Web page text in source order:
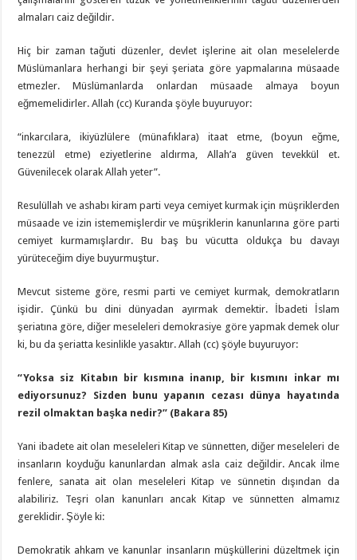
almaları caiz değildir.
Hiç bir zaman tağuti düzenler, devlet işlerine ait olan meselelerde
Müslümanlara herhangi bir şeyi şeriata göre yapmalarına müsaade
etmezler. Müslümanlarda onlardan müsaade almaya boyun
eğmemelidirler. Allah (cc) Kuranda şöyle buyuruyor:
“inkarcılara, ikiyüzlülere (münafıklara) itaat etme, (boyun eğme,
tenezzül etme) eziyetlerine aldırma, Allah’a güven tevekkül et.
Güvenilecek olarak Allah yeter”.
Resulüllah ve ashabı kiram parti veya cemiyet kurmak için müşriklerden
müsaade ve izin istememişlerdir ve müşriklerin kanunlarına göre parti
cemiyet kurmamışlardır. Bu baş bu vücutta oldukça bu davayı
yürüteceğim diye buyurmuştur.
Mevcut sisteme göre, resmi parti ve cemiyet kurmak, demokratların
işidir. Çünkü bu dini dünyadan ayırmak demektir. İbadeti İslam
şeriatına göre, diğer meseleleri demokrasiye göre yapmak demek olur
ki, bu da şeriatta kesinlikle yasaktır. Allah (cc) şöyle buyuruyor:
“Yoksa siz Kitabın bir kısmına inanıp, bir kısmını inkar mı
ediyorsunuz? Sizden bunu yapanın cezası dünya hayatında
rezil olmaktan başka nedir?” (Bakara 85)
Yani ibadete ait olan meseleleri Kitap ve sünnetten, diğer meseleleri de
insanların koyduğu kanunlardan almak asla caiz değildir. Ancak ilme
fenlere, sanata ait olan meseleleri Kitap ve sünnetin dışından da
alabiliriz. Teşri olan kanunları ancak Kitap ve sünnetten almamız
gereklidir. Şöyle ki:
Demokratik ahkam ve kanunlar insanların müşküllerini düzeltmek için